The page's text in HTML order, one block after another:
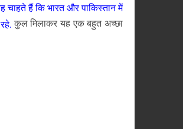
चाहते हैं कि भारत और पाकिस्तान में
कुल मिलाकर यह एक बहुत अच्छा